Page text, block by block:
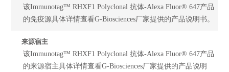
该Immunotag™ RHXF1 Polyclonal 抗体-Alexa Fluor® 647产品
的免疫源具体详情查看G-Biosciences厂家提供的产品说明书。
来源宿主
该Immunotag™ RHXF1 Polyclonal 抗体-Alexa Fluor® 647产品
的来源宿主具体详情查看G-Biosciences厂家提供的产品说明